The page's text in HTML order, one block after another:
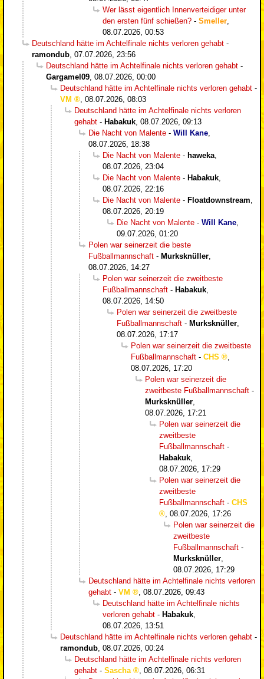
Wer lässt eigentlich Innenverteidiger unter
den ersten fünf schießen? - Smeller
08.07.2026, 00:53
Deutschland hätte im Achtelfinale nichts verloren gehabt -
ramondub 07.07.2026, 23:56
Deutschland hätte im Achtelfinale nichts verloren gehabt -
Gargamel09 08.07.2026, 00:00
Deutschland hätte im Achtelfinale nichts verloren gehabt -
VM
08.07.2026, 08:03
Deutschland hätte im Achtelfinale nichts verloren
gehabt - Habakuk 08.07.2026, 09:13
Die Nacht von Malente - Will Kane
08.07.2026, 18:38
Die Nacht von Malente - haweka
08.07.2026, 23:04
Die Nacht von Malente - Habakuk
08.07.2026, 22:16
Die Nacht von Malente - Floatdownstream
08.07.2026, 20:19
Die Nacht von Malente - Will Kane
09.07.2026, 01:20
Polen war seinerzeit die beste
Fußballmannschaft - Murksknüller
08.07.2026, 14:27
Polen war seinerzeit die zweitbeste
Fußballmannschaft - Habakuk
08.07.2026, 14:50
Polen war seinerzeit die zweitbeste
Fußballmannschaft - Murksknüller
08.07.2026, 17:17
Polen war seinerzeit die zweitbeste
Fußballmannschaft - CHS
08.07.2026, 17:20
Polen war seinerzeit die
zweitbeste Fußballmannschaft -
Murksknüller
08.07.2026, 17:21
Polen war seinerzeit die
zweitbeste
Fußballmannschaft -
Habakuk
08.07.2026, 17:29
Polen war seinerzeit die
zweitbeste
Fußballmannschaft - CHS
08.07.2026, 17:26
Polen war seinerzeit die
zweitbeste
Fußballmannschaft -
Murksknüller
08.07.2026, 17:29
Deutschland hätte im Achtelfinale nichts verloren
gehabt - VM
08.07.2026, 09:43
Deutschland hätte im Achtelfinale nichts
verloren gehabt - Habakuk
08.07.2026, 13:51
Deutschland hätte im Achtelfinale nichts verloren gehabt -
ramondub 08.07.2026, 00:24
Deutschland hätte im Achtelfinale nichts verloren
gehabt - Sascha
08.07.2026, 06:31